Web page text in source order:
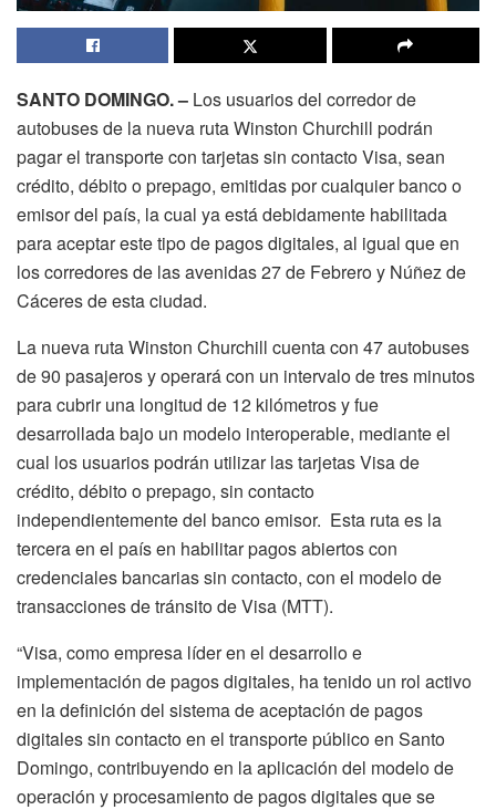
SANTO DOMINGO. – Los usuarios del corredor de
autobuses de la nueva ruta Winston Churchill podrán
pagar el transporte con tarjetas sin contacto Visa, sean
crédito, débito o prepago, emitidas por cualquier banco o
emisor del país, la cual ya está debidamente habilitada
para aceptar este tipo de pagos digitales, al igual que en
los corredores de las avenidas 27 de Febrero y Núñez de
Cáceres de esta ciudad.
La nueva ruta Winston Churchill cuenta con 47 autobuses
de 90 pasajeros y operará con un intervalo de tres minutos
para cubrir una longitud de 12 kilómetros y fue
desarrollada bajo un modelo interoperable, mediante el
cual los usuarios podrán utilizar las tarjetas Visa de
crédito, débito o prepago, sin contacto
independientemente del banco emisor. Esta ruta es la
tercera en el país en habilitar pagos abiertos con
credenciales bancarias sin contacto, con el modelo de
transacciones de tránsito de Visa (MTT).
“Visa, como empresa líder en el desarrollo e
implementación de pagos digitales, ha tenido un rol activo
en la definición del sistema de aceptación de pagos
digitales sin contacto en el transporte público en Santo
Domingo, contribuyendo en la aplicación del modelo de
operación y procesamiento de pagos digitales que se